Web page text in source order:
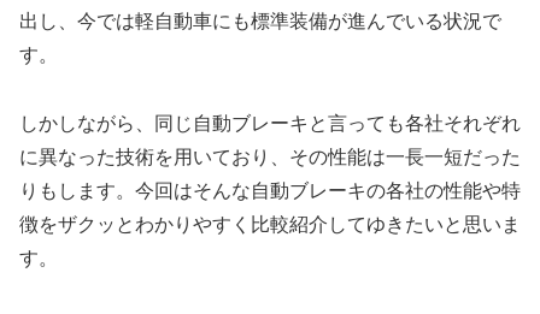
出し、今では軽自動車にも標準装備が進んでいる状況で
す。
しかしながら、同じ自動ブレーキと言っても各社それぞれ
に異なった技術を用いており、その性能は一長一短だった
りもします。今回はそんな自動ブレーキの各社の性能や特
徴をザクッとわかりやすく比較紹介してゆきたいと思いま
す。